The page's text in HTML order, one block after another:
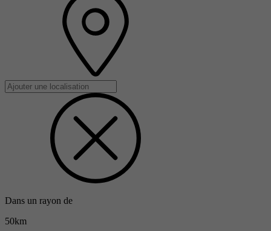
Dans un rayon de
50km